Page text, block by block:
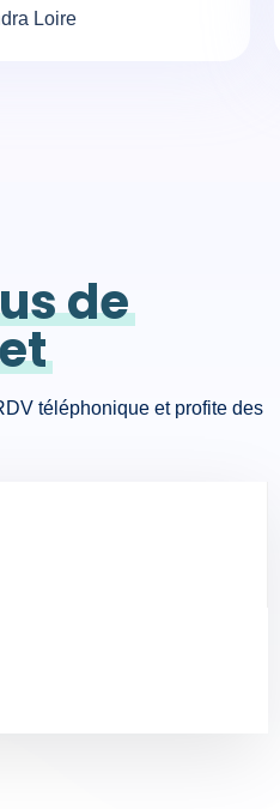
de
téléphonique et profite des